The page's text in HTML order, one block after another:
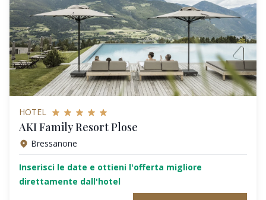
HOTEL
AKI Family Resort Plose
Bressanone
Inserisci le date e ottieni l'offerta migliore
direttamente dall'hotel